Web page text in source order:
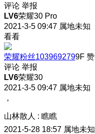
评论 举报
LV6荣耀30 Pro
2021-3-5 09:47 属地未知
看看
荣耀粉丝1039692799F 赞
评论 举报
LV6荣耀30
2021-3-5 09:47 属地未知
，
山林散人 : 瞧瞧
2021-5-28 18:57 属地未知